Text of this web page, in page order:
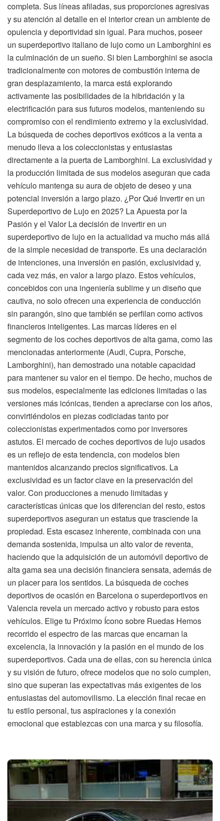
completa. Sus líneas afiladas, sus proporciones agresivas
y su atención al detalle en el interior crean un ambiente de
opulencia y deportividad sin igual. Para muchos, poseer
un superdeportivo italiano de lujo como un Lamborghini es
la culminación de un sueño. Si bien Lamborghini se asocia
tradicionalmente con motores de combustión interna de
gran desplazamiento, la marca está explorando
activamente las posibilidades de la hibridación y la
electrificación para sus futuros modelos, manteniendo su
compromiso con el rendimiento extremo y la exclusividad.
La búsqueda de coches deportivos exóticos a la venta a
menudo lleva a los coleccionistas y entusiastas
directamente a la puerta de Lamborghini. La exclusividad y
la producción limitada de sus modelos aseguran que cada
vehículo mantenga su aura de objeto de deseo y una
potencial inversión a largo plazo. ¿Por Qué Invertir en un
Superdeportivo de Lujo en 2025? La Apuesta por la
Pasión y el Valor La decisión de invertir en un
superdeportivo de lujo en la actualidad va mucho más allá
de la simple necesidad de transporte. Es una declaración
de intenciones, una inversión en pasión, exclusividad y,
cada vez más, en valor a largo plazo. Estos vehículos,
concebidos con una ingeniería sublime y un diseño que
cautiva, no solo ofrecen una experiencia de conducción
sin parangón, sino que también se perfilan como activos
financieros inteligentes. Las marcas líderes en el
segmento de los coches deportivos de alta gama, como las
mencionadas anteriormente (Audi, Cupra, Porsche,
Lamborghini), han demostrado una notable capacidad
para mantener su valor en el tiempo. De hecho, muchos de
sus modelos, especialmente las ediciones limitadas o las
versiones más icónicas, tienden a apreciarse con los años,
convirtiéndolos en piezas codiciadas tanto por
coleccionistas experimentados como por inversores
astutos. El mercado de coches deportivos de lujo usados
es un reflejo de esta tendencia, con modelos bien
mantenidos alcanzando precios significativos. La
exclusividad es un factor clave en la preservación del
valor. Con producciones a menudo limitadas y
características únicas que los diferencian del resto, estos
superdeportivos aseguran un estatus que trasciende la
propiedad. Esta escasez inherente, combinada con una
demanda sostenida, impulsa un alto valor de reventa,
haciendo que la adquisición de un automóvil deportivo de
alta gama sea una decisión financiera sensata, además de
un placer para los sentidos. La búsqueda de coches
deportivos de ocasión en Barcelona o superdeportivos en
Valencia revela un mercado activo y robusto para estos
vehículos. Elige tu Próximo Ícono sobre Ruedas Hemos
recorrido el espectro de las marcas que encarnan la
excelencia, la innovación y la pasión en el mundo de los
superdeportivos. Cada una de ellas, con su herencia única
y su visión de futuro, ofrece modelos que no solo cumplen,
sino que superan las expectativas más exigentes de los
entusiastas del automovilismo. La elección final recae en
tu estilo personal, tus aspiraciones y la conexión
emocional que establezcas con una marca y su filosofía.